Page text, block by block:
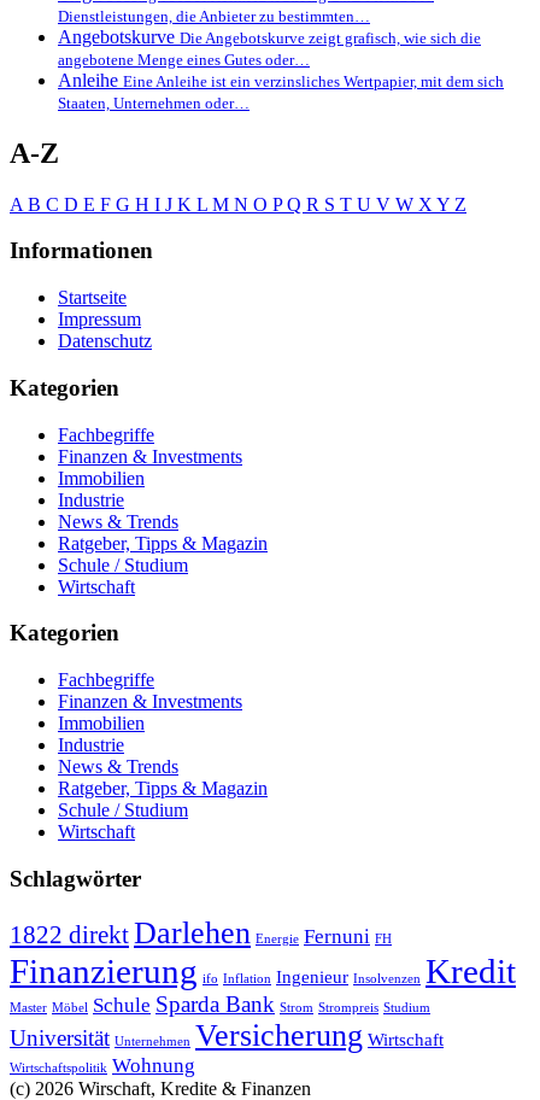
Dienstleistungen, die Anbieter zu bestimmten…
Angebotskurve Die Angebotskurve zeigt grafisch, wie sich die
angebotene Menge eines Gutes oder…
Anleihe Eine Anleihe ist ein verzinsliches Wertpapier, mit dem sich
Staaten, Unternehmen oder…
A-Z
A B C D E F G H I J K L M N O PQ R S T U V W X Y Z
Informationen
Startseite
Impressum
Datenschutz
Kategorien
Fachbegriffe
Finanzen & Investments
Immobilien
Industrie
News & Trends
Ratgeber, Tipps & Magazin
Schule / Studium
Wirtschaft
Kategorien
Fachbegriffe
Finanzen & Investments
Immobilien
Industrie
News & Trends
Ratgeber, Tipps & Magazin
Schule / Studium
Wirtschaft
Schlagwörter
1822 direktDarlehen Energie Fernuni FH
Finanzierung ifo Inflation Ingenieur Insolvenzen Kredit
Master Möbel Schule Sparda Bank Strom Strompreis Studium
Universität Unternehmen Versicherung Wirtschaft
Wirtschaftspolitik Wohnung
(c) 2026 Wirschaft, Kredite & Finanzen